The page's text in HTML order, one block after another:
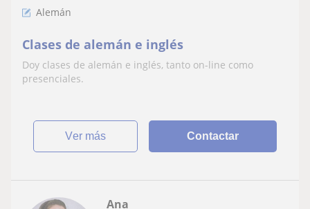
Alemán
Clases de alemán e inglés
Doy clases de alemán e inglés, tanto on-line como
presenciales.
ver más Contactar
Ana